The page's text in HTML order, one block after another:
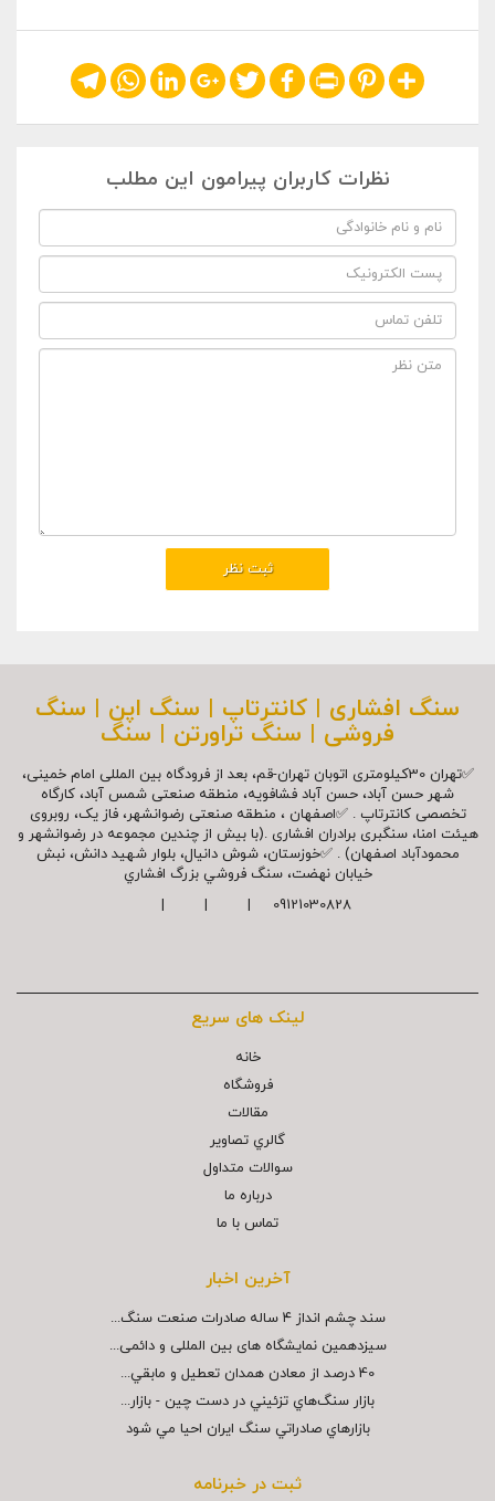
Share
Pinterest
Print
Facebook
Twitter
Google+
LinkedIn
WhatsApp
Telegram
نظرات کاربران پیرامون این مطلب
سنگ افشاری | کانترتاپ | سنگ اپن | سنگ
فروشی | سنگ تراورتن | سنگ
✅تهران 30کیلومتری اتوبان تهران-قم، بعد از فرودگاه بین المللی امام خمینی،
شهر حسن آباد، حسن آباد فشافویه، منطقه صنعتی شمس آباد، کارگاه
تخصصی کانترتاپ . ✅اصفهان ، منطقه صنعتی رضوانشهر، فاز یک، روبروی
هیئت امنا، سنگبری برادران افشاری .(با بیش از چندین مجموعه در رضوانشهر و
محمودآباد اصفهان) . ✅خوزستان، شوش دانیال، بلوار شهيد دانش، نبش
خیابان نهضت، سنگ فروشي بزرگ افشاري
09121030828 | | |
لینک های سریع
خانه
فروشگاه
مقالات
گالري تصاوير
سوالات متداول
درباره ما
تماس با ما
آخرین اخبار
سند چشم انداز ۴ ساله صادرات صنعت سنگ...
سیزدهمین نمایشگاه های بین المللی و دائمی...
40 درصد از معادن همدان تعطيل و مابقي...
بازار سنگ‌هاي تزئيني در دست چين - بازار...
بازارهاي صادراتي سنگ ايران احيا مي شود
ثبت در خبرنامه